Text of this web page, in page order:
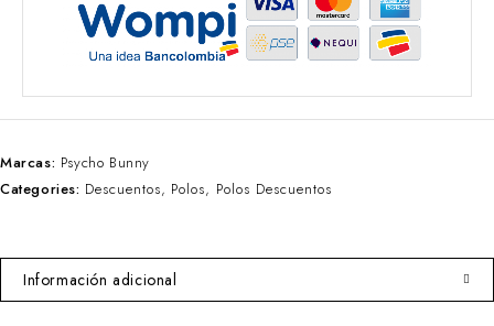
Marcas: Psycho Bunny
Categories: Descuentos, Polos, Polos Descuentos
Información adicional